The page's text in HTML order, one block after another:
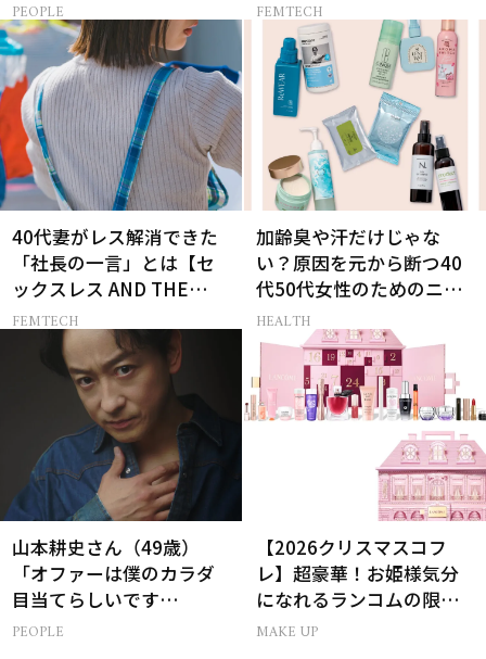
［特別画像集］
PEOPLE 女たちの告白-】
FEMTECH
40代妻がレス解消できた
「社長の一言」とは【セ
ックスレス AND THE
CITY -女たちの告白-】
FEMTECH
加齢臭や汗だけじゃな
い？原因を元から断つ40
代50代女性のためのニオ
イケア
HEALTH
山本耕史さん（49歳）
「オファーは僕のカラダ
目当てらしいです
（笑）」全編英語ミュー
PEOPLE
【2026クリスマスコフ
レ】超豪華！お姫様気分
になれるランコムの限定
コスメキット
MAKE UP